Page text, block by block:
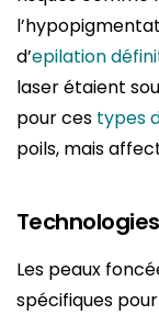
d’epilation
laser étaient
pour ces types
poils, mais
Les peaux
spécifiques